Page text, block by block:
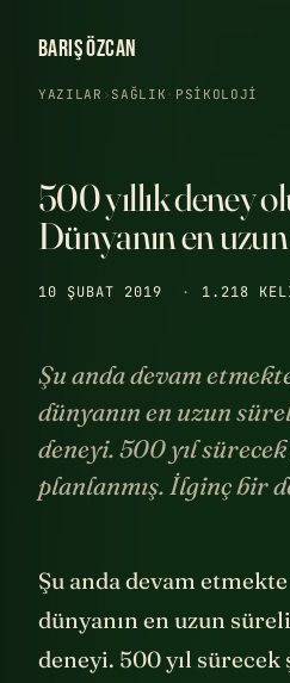
BARIŞ ÖZCAN
YAZILAR › SAĞLIK · PSIKOLOJI
500 yıllık deney
Dünyanın en
10 ŞUBAT 2019 · 1.218
Şu anda devam
dünyanın en uzun
deneyi. 500 yıl
planlanmış. İlginç bir
Şu anda devam
dünyanın en uzun
deneyi. 500 yıl